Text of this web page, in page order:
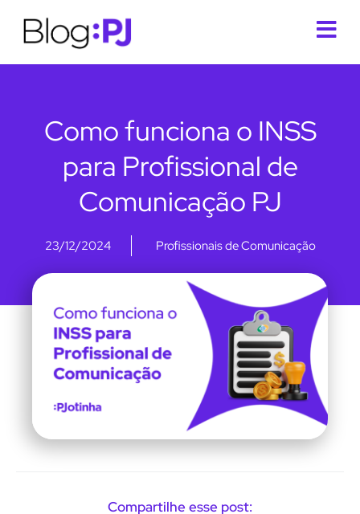
Como funciona o INSS
para Profissional de
Comunicação PJ
23/12/2024 Profissionais de Comunicação
Compartilhe esse post: